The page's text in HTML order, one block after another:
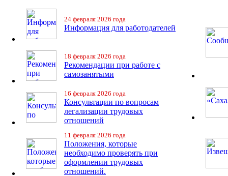
24 февраля 2026 года
Информация для работодателей
18 февраля 2026 года
Рекомендации при работе с
самозанятыми
16 февраля 2026 года
Консультации по вопросам
легализации трудовых
отношений
11 февраля 2026 года
Положения, которые
необходимо проверять при
оформлении трудовых
отношений.